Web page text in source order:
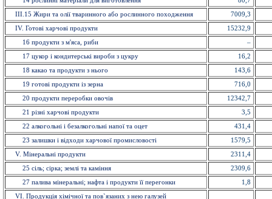
ІІІ.15 Жири та олії тваринного або рослинного походження 7009,3
IV. Готові харчові продукти 15232,9
16 продукти з м'яса, риби –
17 цукор і кондитерські вироби з цукру 16,2
18 какао та продукти з нього 143,6
19 готові продукти із зерна 716,0
20 продукти переробки овочів 12342,7
21 різні харчові продукти 3,5
22 алкогольні і безалкогольні напої та оцет 431,4
23 залишки і відходи харчової промисловості 1579,5
V. Мiнеральнi продукти 2311,4
25 сіль; сірка; землі та каміння 2309,6
27 палива мінеральні; нафта і продукти її перегонки 1,8
VI. Продукція хімічної та пов`язаних з нею галузей